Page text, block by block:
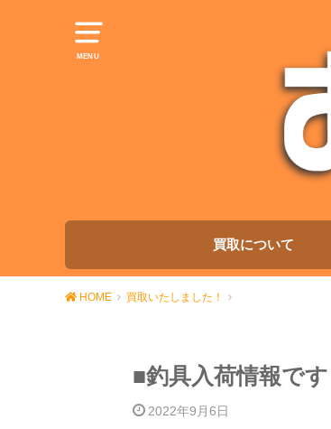
MENU
買取について
HOME 買取いたしました！
■釣具入荷情報で
2022年9月6日